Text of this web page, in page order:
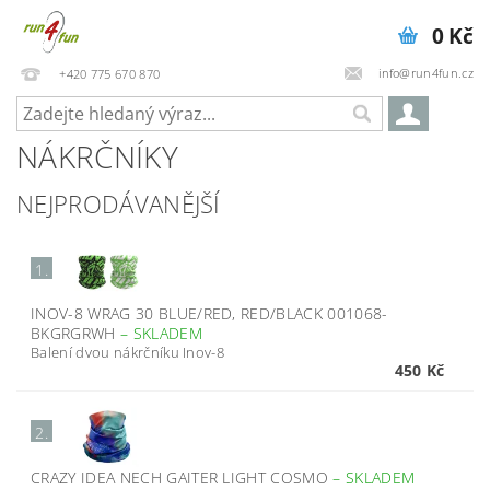
+420 775 670 870 info@run4fun.cz
0 Kč
NÁKRČNÍKY
NEJPRODÁVANĚJŠÍ
1.
INOV-8 WRAG 30 BLUE/RED, RED/BLACK 001068-
BKGRGRWH– SKLADEM
Balení dvou nákrčníku Inov-8
450 Kč
2.
CRAZY IDEA NECH GAITER LIGHT COSMO– SKLADEM